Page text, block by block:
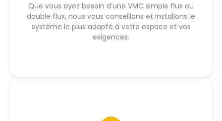
Que vous ayez besoin d’une VMC simple flux ou
double flux, nous vous conseillons et installons le
système le plus adapté à votre espace et vos
exigences.